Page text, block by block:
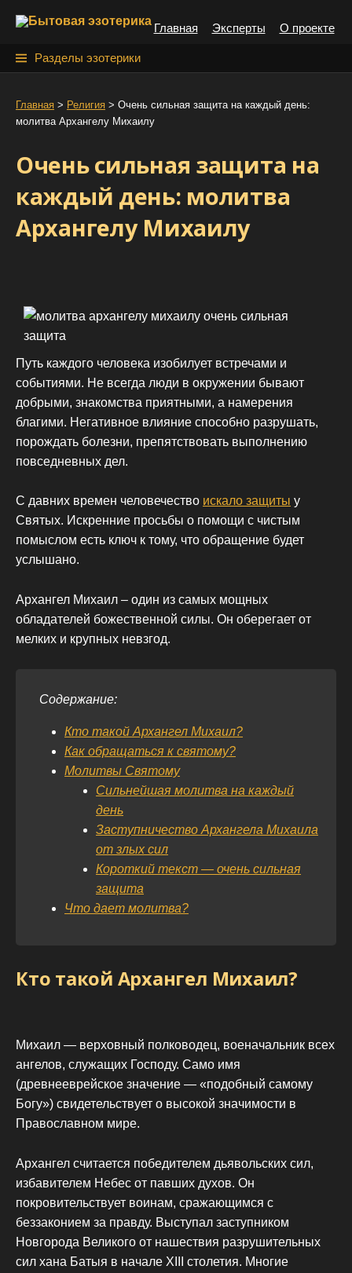
Главная Эксперты О проекте
Разделы эзотерики
:
Главная > Религия > Очень сильная защита на каждый день:
молитва Архангелу Михаилу
Очень сильная защита на
каждый день: молитва
Архангелу Михаилу
Путь каждого человека изобилует встречами и
событиями. Не всегда люди в окружении бывают
добрыми, знакомства приятными, а намерения
благими. Негативное влияние способно разрушать,
порождать болезни, препятствовать выполнению
повседневных дел.
С давних времен человечество искало защиты у
Святых. Искренние просьбы о помощи с чистым
помыслом есть ключ к тому, что обращение будет
услышано.
Архангел Михаил – один из самых мощных
обладателей божественной силы. Он оберегает от
мелких и крупных невзгод.
Содержание:
Кто такой Архангел Михаил?
Как обращаться к святому?
Молитвы Святому
Сильнейшая молитва на каждый
день
Заступничество Архангела Михаила
от злых сил
Короткий текст — очень сильная
защита
Что дает молитва?
Кто такой Архангел Михаил?
Михаил — верховный полководец, военачальник всех
ангелов, служащих Господу. Само имя
(древнееврейское значение — «подобный самому
Богу») свидетельствует о высокой значимости в
Православном мире.
Архангел считается победителем дьявольских сил,
избавителем Небес от павших духов. Он
покровительствует воинам, сражающимся с
беззаконием за правду. Выступал заступником
Новгорода Великого от нашествия разрушительных
сил хана Батыя в начале XIII столетия. Многие